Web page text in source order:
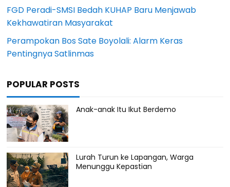
FGD Peradi-SMSI Bedah KUHAP Baru Menjawab
Kekhawatiran Masyarakat
Perampokan Bos Sate Boyolali: Alarm Keras
Pentingnya Satlinmas
POPULAR POSTS
Anak-anak Itu Ikut Berdemo
Lurah Turun ke Lapangan, Warga
Menunggu Kepastian